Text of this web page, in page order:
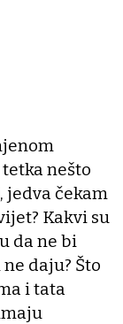
nešto
jedva čekam
Kakvi su
da ne bi
daju? Što
i tata